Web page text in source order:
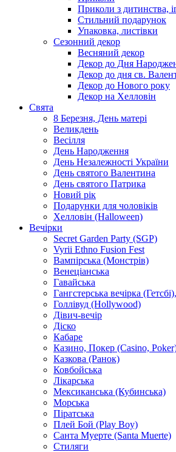
Приколи з дитинства,
Стильний подарунок
Упаковка, листівки
Сезонний декор
Весняний декор
Декор до Дня
Декор до дня св.
Декор до Нового року
Декор на Хелловін
Свята
8 Березня, День матері
Великдень
Весілля
День Народження
День Незалежності України
День святого Валентина
День святого Патрика
Новий рік
Подарунки для чоловіків
Хелловін (Halloween)
Вечірки
Secret Garden Party (SGP)
Vyrii Ethno Fusion Fest
Вампірська (Монстрів)
Венеціанська
Гавайська
Гангстерська вечірка
Голлівуд (Hollywood)
Дівич-вечір
Діско
Кабаре
Казино, Покер (Casino,
Казкова (Ранок)
Ковбойська
Лікарська
Мексиканська (Кубинська)
Морська
Піратська
Плей Бой (Play Boy)
Санта Муерте (Santa Muerte)
Стиляги